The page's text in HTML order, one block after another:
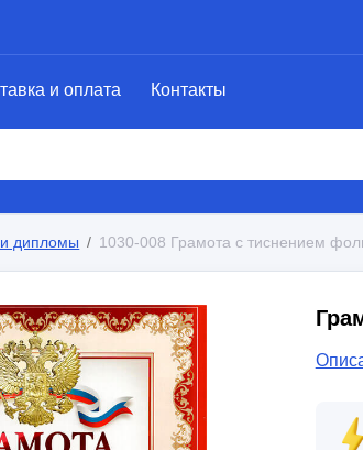
и оплата Контакты
дипломы 1030-008 Грамота с тиснением